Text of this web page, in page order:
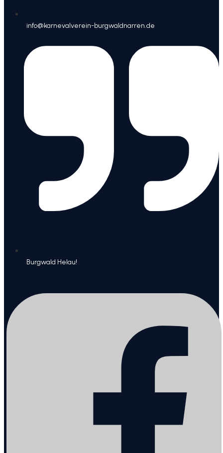
info@karnevalverein-burgwaldnarren.de
Burgwald Helau!